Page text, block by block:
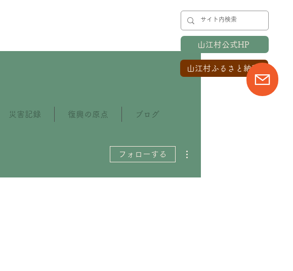
山江村公式HP
山江村ふるさと納税
災害記録 復興の原点 ブログ
フォローする